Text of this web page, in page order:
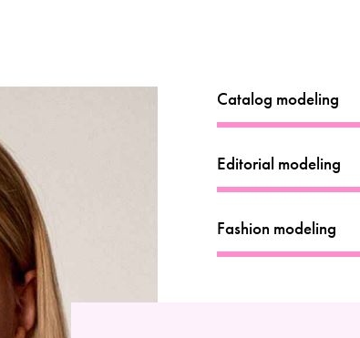
Catalog modeling
Editorial modeling
Fashion modeling